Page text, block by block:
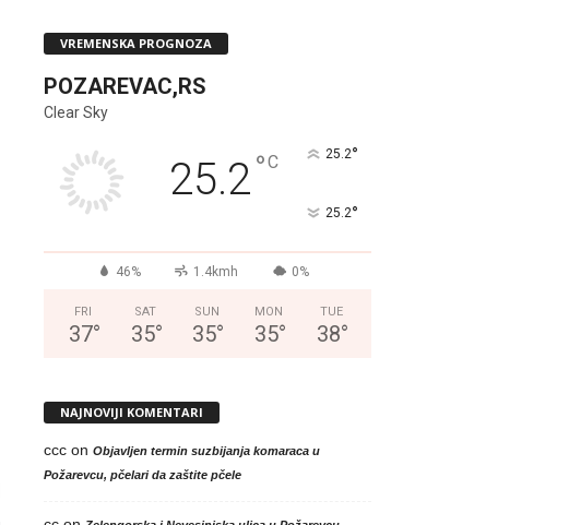
VREMENSKA PROGNOZA
POZAREVAC,RS
Clear Sky
25.2°C 25.2°
25.2°
46% 1.4kmh 0%
FRI
37°
SAT
35°
SUN
35°
MON
35°
TUE
38°
NAJNOVIJI KOMENTARI
cccon Objavljen termin suzbijanja komaraca u
Požarevcu, pčelari da zaštite pčele